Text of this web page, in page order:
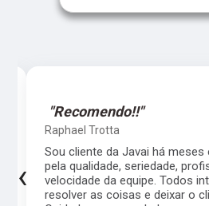
"Recomendo!!"
Raphael Trotta
Sou cliente da Javai há
pela qualidade, seriedade,
velocidade da equipe. Todos
resolver as coisas e deixar o
‹